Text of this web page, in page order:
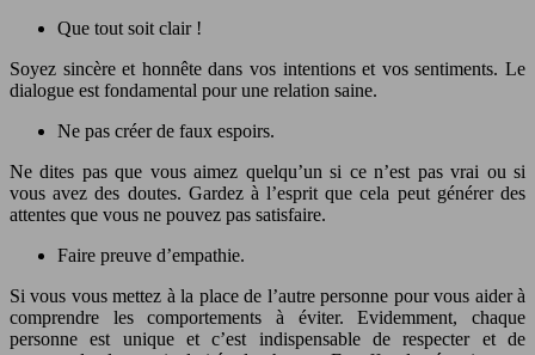
Que tout soit clair !
Soyez sincère et honnête dans vos intentions et vos sentiments. Le
dialogue est fondamental pour une relation saine.
Ne pas créer de faux espoirs.
Ne dites pas que vous aimez quelqu’un si ce n’est pas vrai ou si
vous avez des doutes. Gardez à l’esprit que cela peut générer des
attentes que vous ne pouvez pas satisfaire.
Faire preuve d’empathie.
Si vous vous mettez à la place de l’autre personne pour vous aider à
comprendre les comportements à éviter. Evidemment, chaque
personne est unique et c’est indispensable de respecter et de